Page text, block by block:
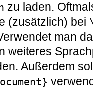
zu laden.
(zusätzlich) bei
man
weiteres
Außerdem